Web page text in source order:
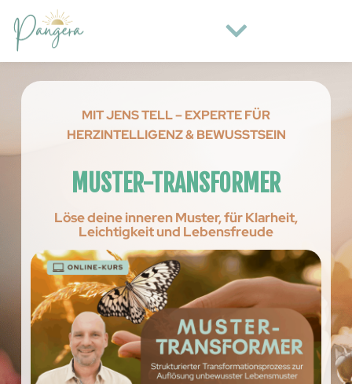
MIT JENS TELL – EXPERTE FÜR
HERZINTELLIGENZ & BEWUSSTSEIN
MUSTER-TRANSFORMER
Löse deine inneren Muster, für Klarheit,
Leichtigkeit und Lebensfreude